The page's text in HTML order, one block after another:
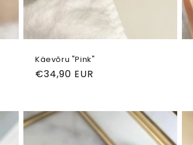
Käevõru "Pink"
Tavahind
€34,90 EUR